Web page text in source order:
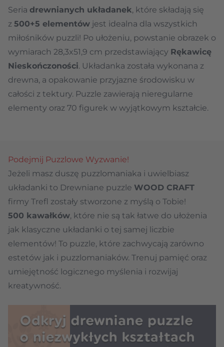
Seria drewnianych układanek, które składają się
z 500+5 elementów jest idealna dla wszystkich
miłośników puzzli! Po ułożeniu, powstanie obrazek o
wymiarach 28,3x51,9 cm przedstawiający Rękawicę
Nieskończoności. Układanka została wykonana z
drewna, a opakowanie przyjazne środowisku w
całości z tektury. Puzzle zawierają nieregularne
elementy oraz 70 figurek w wyjątkowym kształcie.
Podejmij Puzzlowe Wyzwanie!
Jeżeli masz duszę puzzlomaniaka i uwielbiasz
układanki to Drewniane puzzle WOOD CRAFT
firmy Trefl zostały stworzone z myślą o Tobie!
500 kawałków, które nie są tak łatwe do ułożenia
jak klasyczne układanki o tej samej liczbie
elementów! To puzzle, które zachwycają zarówno
estetów jak i puzzlomaniaków. Trenuj pamięć oraz
umiejętność logicznego myślenia i rozwijaj
kreatywność.